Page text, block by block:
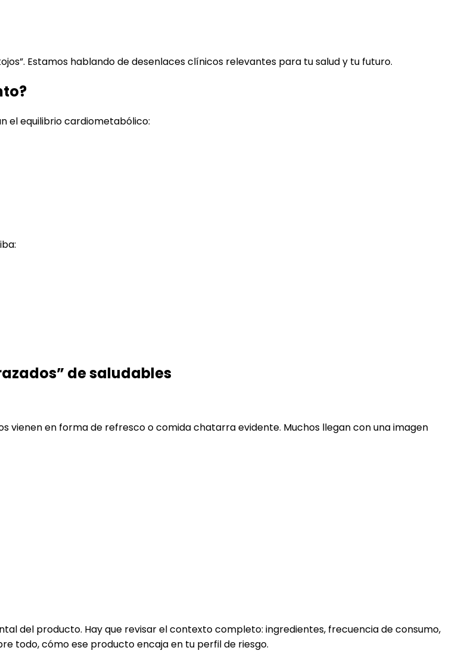
Estamos hablando de desenlaces clínicos relevantes para tu salud y tu futuro.
el equilibrio cardiometabólico:
de saludables
vienen en forma de refresco o comida chatarra evidente. Muchos llegan con una imagen
del producto. Hay que revisar el contexto completo: ingredientes, frecuencia de consumo,
todo, cómo ese producto encaja en tu perfil de riesgo.